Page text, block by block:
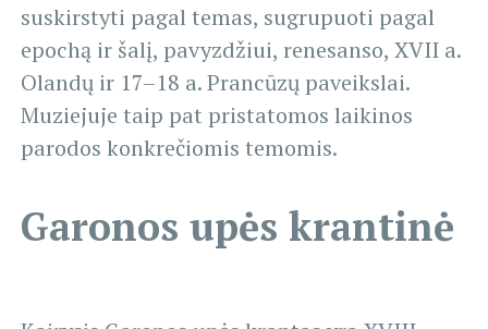
suskirstyti pagal temas, sugrupuoti pagal
epochą ir šalį, pavyzdžiui, renesanso, XVII a.
Olandų ir 17–18 a. Prancūzų paveikslai.
Muziejuje taip pat pristatomos laikinos
parodos konkrečiomis temomis.
Garonos upės krantinė